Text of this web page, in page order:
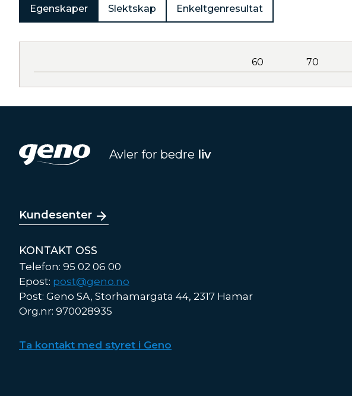
Egenskaper Slektskap Enkeltgenresultat
60 70
Avler for bedre liv
Kundesenter
KONTAKT OSS
Telefon: 95 02 06 00
Epost: post@geno.no
Post: Geno SA, Storhamargata 44, 2317 Hamar
Org.nr: 970028935
Ta kontakt med styret i Geno